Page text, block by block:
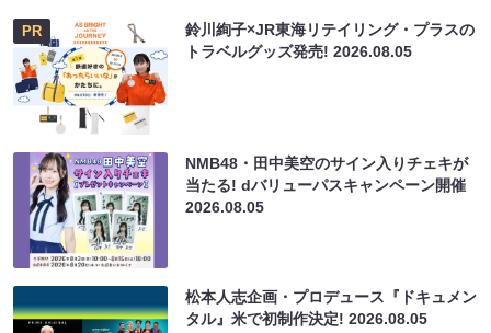
PR
鈴川絢子×JR東海リテイリング・プラスの
トラベルグッズ発売!2026.08.05
NMB48・田中美空のサイン入りチェキが
当たる! dバリューパスキャンペーン開催
2026.08.05
松本人志企画・プロデュース『ドキュメン
タル』米で初制作決定!2026.08.05